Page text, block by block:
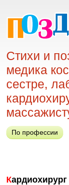
Стихи и
медика
сестре,
По профессии
Кардиохирург